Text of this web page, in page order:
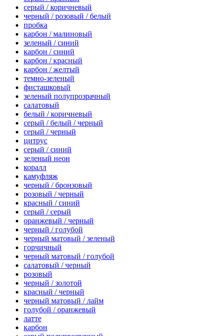
серый / коричневый
черный / розовый / белый
пробка
карбон / малиновый
зеленый / синий
карбон / синий
карбон / красный
карбон / желтый
темно-зеленый
фисташковый
зеленый полупрозрачный
салатовый
белый / коричневый
серый / белый / черный
серый / черный
цитрус
серый / синий
зеленый неон
коралл
камуфляж
черный / бронзовый
розовый / черный
красный / синий
серый / серый
оранжевый / черный
черный / голубой
черный матовый / зеленый
горчичный
черный матовый / голубой
салатовый / черный
розовый
черный / золотой
красный / черный
черный матовый / лайм
голубой / оранжевый
латте
карбон